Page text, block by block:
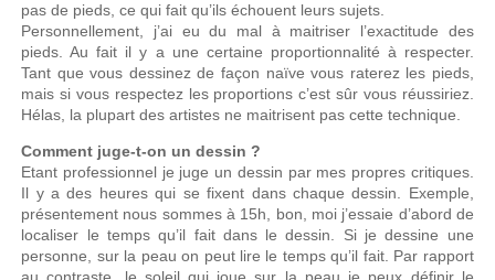
pas de pieds, ce qui fait qu’ils échouent leurs sujets.
Personnellement, j’ai eu du mal à maitriser l’exactitude des
pieds. Au fait il y a une certaine proportionnalité à respecter.
Tant que vous dessinez de façon naïve vous raterez les pieds,
mais si vous respectez les proportions c’est sûr vous réussiriez.
Hélas, la plupart des artistes ne maitrisent pas cette technique.
Comment juge-t-on un dessin ?
Etant professionnel je juge un dessin par mes propres critiques.
Il y a des heures qui se fixent dans chaque dessin. Exemple,
présentement nous sommes à 15h, bon, moi j’essaie d’abord de
localiser le temps qu’il fait dans le dessin. Si je dessine une
personne, sur la peau on peut lire le temps qu’il fait. Par rapport